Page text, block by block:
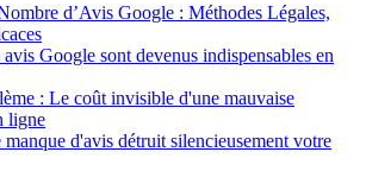
d’Avis Google : Méthodes Légales,
Google sont devenus indispensables en
: Le coût invisible d'une mauvaise
ligne
manque d'avis détruit silencieusement votre